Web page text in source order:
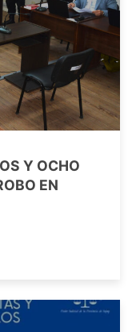
Y OCHO
EN